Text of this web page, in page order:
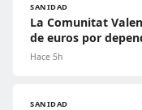
SANIDAD
La Comunitat
de euros por
Hace 5h
SANIDAD